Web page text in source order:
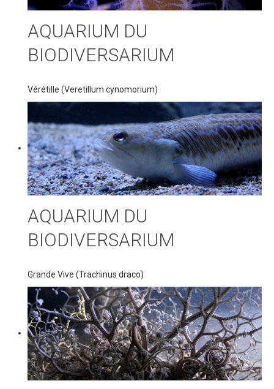
Accès
Location d'espaces
FAQ
AQUARIUM DU
BIODIVERSARIUM
Vérétille (Veretillum cynomorium)
AQUARIUM DU
BIODIVERSARIUM
Grande Vive (Trachinus draco)